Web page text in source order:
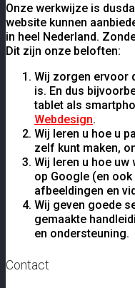
Onze werkwijze is
website kunnen
in heel Nederland.
Dit zijn onze beloften:
Wij zorgen ervoor
is. En dus
tablet als
Webdesign.
Wij leren u hoe u
zelf kunt maken,
Wij leren u hoe
op Google (en
afbeeldingen en
Wij geven goede
gemaakte
en ondersteuning.
Contact